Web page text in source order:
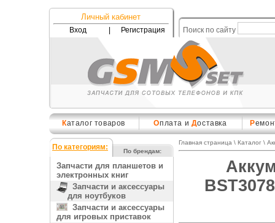
Личный кабинет
Вход Регистрация Поиск по сайту
Каталог товаров Оплата и Доставка Р
По категориям: По брендам:
Запчасти для планшетов и
электронных книг
Запчасти и аксессуары
для ноутбуков
Запчасти и аксессуары
для игровых приставок
Главная страница \ Каталог\